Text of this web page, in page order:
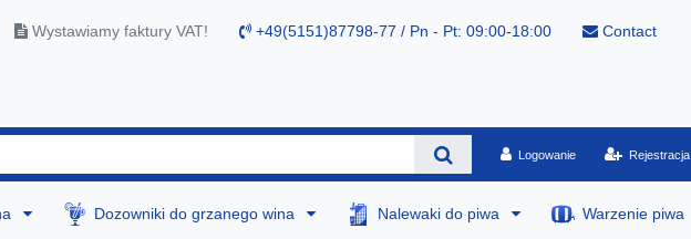
Wystawiamy faktury VAT! +49(5151)87798-77 / Pn - Pt: 09:00-18:00 Contact
Logowanie Rejestracja
Dozowniki do grzanego wina Nalewaki do piwa Warzenie piwa